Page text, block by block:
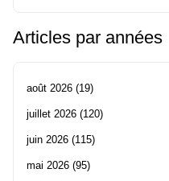
Articles par années
août 2026 (19)
juillet 2026 (120)
juin 2026 (115)
mai 2026 (95)